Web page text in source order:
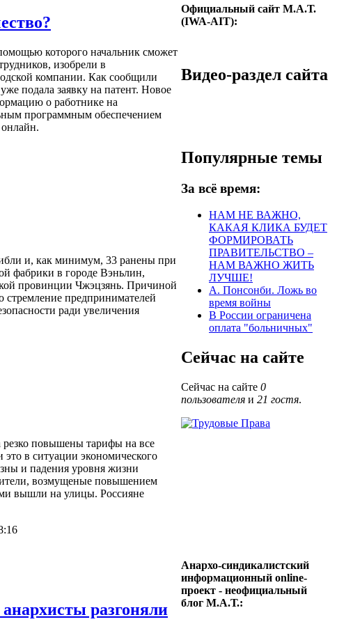
которого начальник сможет
изобрели в
компании. Как сообщили
подала заявку на патент. Новое
о работнике на
программным обеспечением
и, как минимум, 33 ранены при
фабрики в городе Вэньлин,
провинции Чжэцзянь. Причиной
стремление предпринимателей
ради увеличения
повышены тарифы на все
в ситуации экономического
и падения уровня жизни
возмущеные повышением
вышли на улицы. Россияне
разгоняли
Официальный сайт М.А.Т.
(IWA-AIT):
Видео-раздел сайта
Популярные темы
За всё время:
НАМ НЕ ВАЖНО,
КАКАЯ КЛИКА БУДЕТ
ФОРМИРОВАТЬ
ПРАВИТЕЛЬСТВО –
НАМ ВАЖНО ЖИТЬ
ЛУЧШЕ!
А. Понсонби. Ложь во
время войны
В России ограничена
оплата "больничных"
Сейчас на сайте
Сейчас на сайте 0
пользователя и 21 гостя.
Анархо-синдикалистский
информационный online-
проект - неофициальный
блог М.А.Т.: